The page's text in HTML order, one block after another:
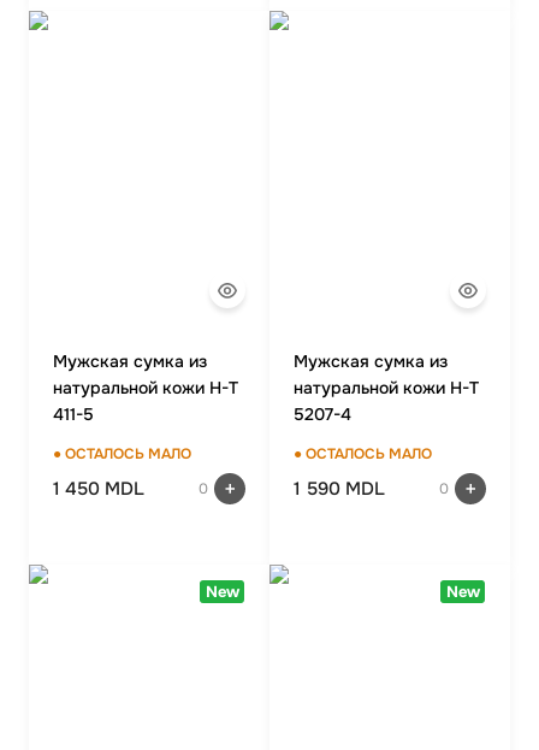
Mужская сумка из
натуральной кожи H-T
411-5
● ОСТАЛОСЬ МАЛО
1 450 MDL 0
Mужская сумка из
натуральной кожи H-T
5207-4
● ОСТАЛОСЬ МАЛО
1 590 MDL 0
New New